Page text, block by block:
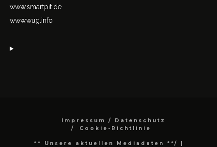
www.smartpit.de
www.wug.info
Impressum / Datenschutz
Cookie-Richtlinie
** Unsere aktuellen Mediadaten **/
|